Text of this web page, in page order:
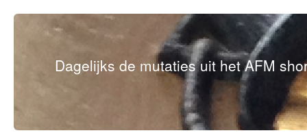
Dagelijks de mutaties uit het AFM